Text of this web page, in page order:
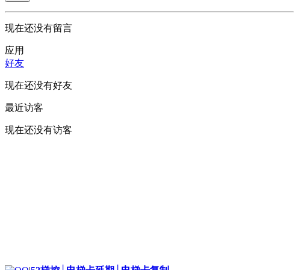
现在还没有留言
应用
好友
现在还没有好友
最近访客
现在还没有访客